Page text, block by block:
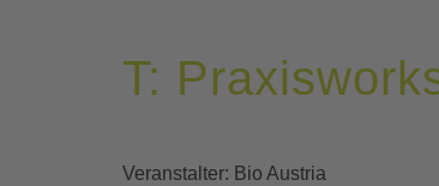
T:
Veranstalter: Bio Austria